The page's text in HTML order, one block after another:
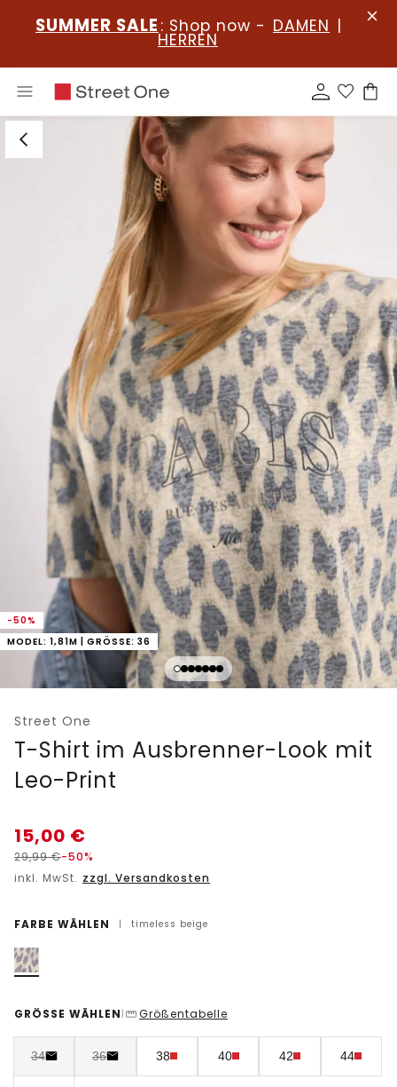
SUMMER SALE : Shop now - DAMEN |
HERREN
-50%
MODEL: 1,81M | GRÖSSE: 36
Street One
T-Shirt im Ausbrenner-Look mit
Leo-Print
15,00 €
29,99€-50%
inkl. MwSt. zzgl. Versandkosten
FARBE WÄHLEN | timeless beige
GRÖSSE WÄHLEN | Größentabelle
34 36 38 40 42 44